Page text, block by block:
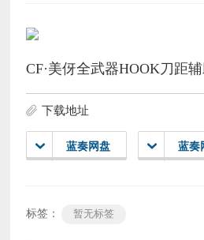
CF·美伢全武器HOOK刀距
下载地址
蓝奏网盘 蓝奏
标签： 暂无标签